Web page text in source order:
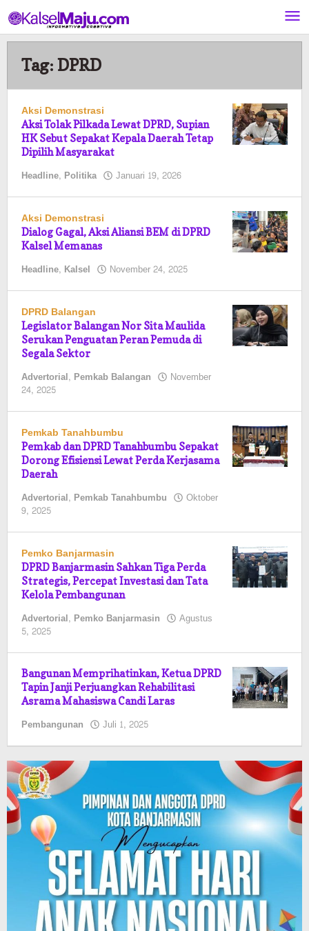
ke
konten
Tag: DPRD
Aksi Demonstrasi
Aksi Tolak Pilkada Lewat DPRD, Supian
HK Sebut Sepakat Kepala Daerah Tetap
Dipilih Masyarakat
Headline, Politika Januari 19, 2026
Aksi Demonstrasi
Dialog Gagal, Aksi Aliansi BEM di DPRD
Kalsel Memanas
Headline, Kalsel November 24, 2025
DPRD Balangan
Legislator Balangan Nor Sita Maulida
Serukan Penguatan Peran Pemuda di
Segala Sektor
Advertorial, Pemkab Balangan November
24, 2025
Pemkab Tanahbumbu
Pemkab dan DPRD Tanahbumbu Sepakat
Dorong Efisiensi Lewat Perda Kerjasama
Daerah
Advertorial, Pemkab Tanahbumbu Oktober
9, 2025
Pemko Banjarmasin
DPRD Banjarmasin Sahkan Tiga Perda
Strategis, Percepat Investasi dan Tata
Kelola Pembangunan
Advertorial, Pemko Banjarmasin Agustus
5, 2025
Bangunan Memprihatinkan, Ketua DPRD
Tapin Janji Perjuangkan Rehabilitasi
Asrama Mahasiswa Candi Laras
Pembangunan Juli 1, 2025